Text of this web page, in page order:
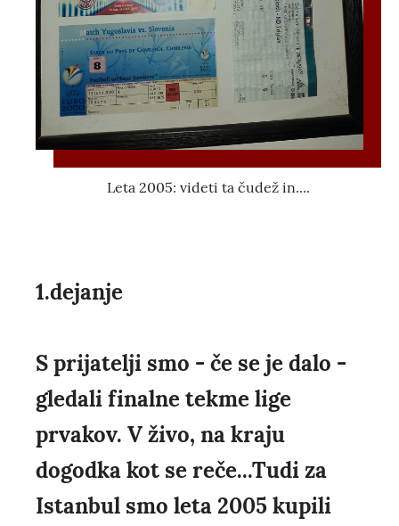
Leta 2005: videti ta čudež in....
1.dejanje
S prijatelji smo - če se je dalo -
gledali finalne tekme lige
prvakov. V živo, na kraju
dogodka kot se reče...Tudi za
Istanbul smo leta 2005 kupili